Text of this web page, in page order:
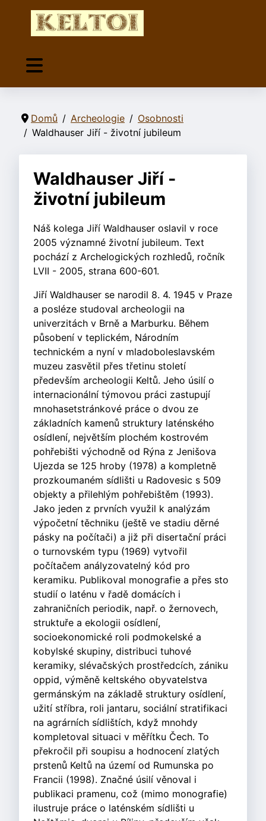
Domů Archeologie
Osobnosti
Waldhauser Jiří - životní jubileum
Waldhauser Jiří -
životní jubileum
Náš kolega Jiří Waldhauser oslavil v roce
2005 významné životní jubileum. Text
pochází z Archelogických rozhledů, ročník
LVII - 2005, strana 600-601.
Jiří Waldhauser se narodil 8. 4. 1945 v Praze
a posléze studoval archeologii na
univerzitách v Brně a Marburku. Během
působení v teplickém, Národním
technickém a nyní v mladoboleslavském
muzeu zasvětil přes třetinu století
především archeologii Keltů. Jeho úsilí o
internacionální týmovou práci zastupují
mnohasetstránkové práce o dvou ze
základních kamenů struktury laténského
osídlení, největším plochém kostrovém
pohřebišti východně od Rýna z Jenišova
Ujezda se 125 hroby (1978) a kompletně
prozkoumaném sídlišti u Radovesic s 509
objekty a přilehlým pohřebištěm (1993).
Jako jeden z prvních využil k analýzám
výpočetní těchniku (ještě ve stadiu děrné
pásky na počítači) a již při disertační práci
o turnovském typu (1969) vytvořil
počítačem anályzovatelný kód pro
keramiku. Publikoval monografie a přes sto
studií o laténu v řadě domácích i
zahraničních periodik, např. o žernovech,
struktuře a ekologii osídlení,
socioekonomické roli podmokelské a
kobylské skupiny, distribuci tuhové
keramiky, slévačských prostředcích, zániku
oppid, výměně keltského obyvatelstva
germánským na základě struktury osídlení,
užití stříbra, roli jantaru, sociální stratifikaci
na agrárních sídlištích, když mnohdy
kompletoval situaci v měřítku Čech. To
překročil při soupisu a hodnocení zlatých
prstenů Keltů na území od Rumunska po
Francii (1998). Značné úsilí věnoval i
publikaci pramenu, což (mimo monografie)
ilustruje práce o laténském sídlišti u